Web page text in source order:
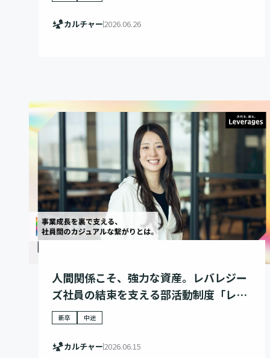
カルチャー2026.06.26
人間関係こそ、強力な資産。レバレジー
ズ社員の結束を支える部活動制度「レバ
カツ」
新卒 中途
カルチャー2026.06.15